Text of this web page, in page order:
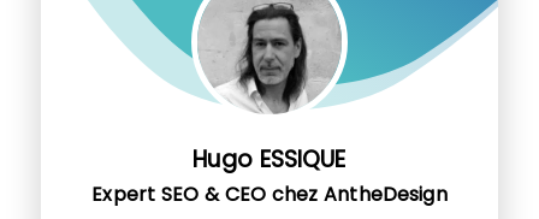
Hugo ESSIQUE
Expert SEO & CEO chez AntheDesign